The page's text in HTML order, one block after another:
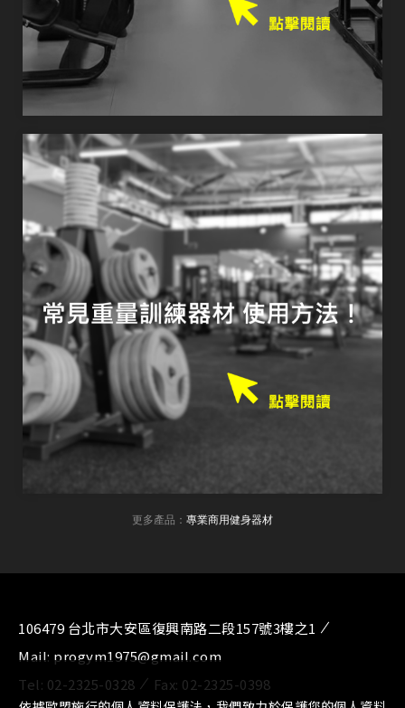
更多產品： 專業商用健身器材
106479 台北市大安區復興南路二段157號3樓之1
Mail: progym1975@gmail.com
Tel: 02-2325-0328 Fax: 02-2325-0398